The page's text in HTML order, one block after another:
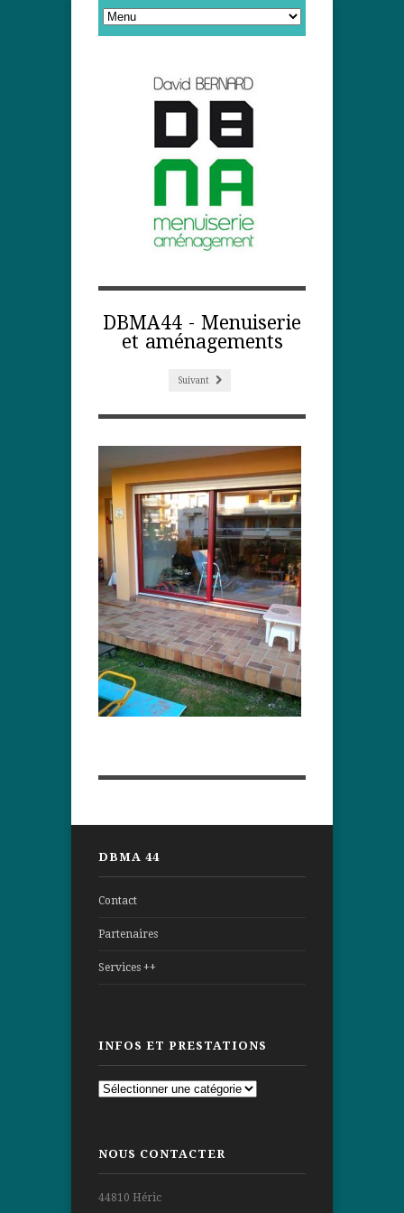
DBMA44 - Menuiserie
et aménagements
Suivant
DBMA 44
Contact
Partenaires
Services ++
INFOS ET PRESTATIONS
Infos
NOUS CONTACTER
44810 Héric